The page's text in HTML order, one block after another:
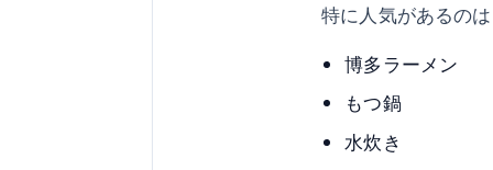
特に人気があるの
博多ラーメン
もつ鍋
水炊き